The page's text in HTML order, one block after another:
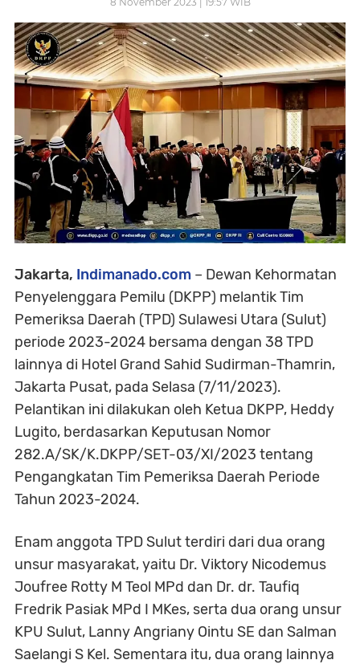
Jakarta, Indimanado.com – Dewan Kehormatan
Penyelenggara Pemilu (DKPP) melantik Tim
Pemeriksa Daerah (TPD) Sulawesi Utara (Sulut)
periode 2023-2024 bersama dengan 38 TPD
lainnya di Hotel Grand Sahid Sudirman-Thamrin,
Jakarta Pusat, pada Selasa (7/11/2023).
Pelantikan ini dilakukan oleh Ketua DKPP, Heddy
Lugito, berdasarkan Keputusan Nomor
282.A/SK/K.DKPP/SET-03/XI/2023 tentang
Pengangkatan Tim Pemeriksa Daerah Periode
Tahun 2023-2024.
Enam anggota TPD Sulut terdiri dari dua orang
unsur masyarakat, yaitu Dr. Viktory Nicodemus
Joufree Rotty M Teol MPd dan Dr. dr. Taufiq
Fredrik Pasiak MPd I MKes, serta dua orang unsur
KPU Sulut, Lanny Angriany Ointu SE dan Salman
Saelangi S Kel. Sementara itu, dua orang lainnya